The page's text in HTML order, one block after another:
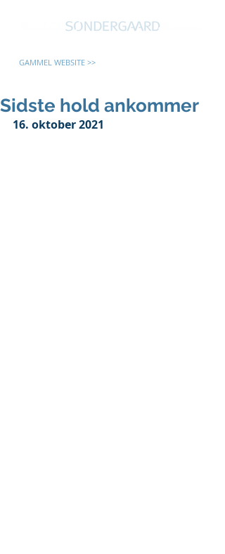
GAMMEL WEBSITE >>
Sidste hold ankommer
16. oktober 2021